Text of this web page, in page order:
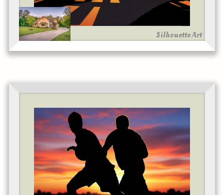
Silhouette Art